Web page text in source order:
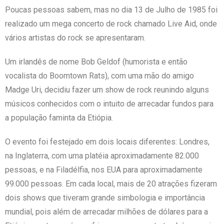
Poucas pessoas sabem, mas no dia 13 de Julho de 1985 foi
realizado um mega concerto de rock chamado Live Aid, onde
vários artistas do rock se apresentaram.
Um irlandês de nome Bob Geldof (humorista e então
vocalista do Boomtown Rats), com uma mão do amigo
Madge Uri, decidiu fazer um show de rock reunindo alguns
músicos conhecidos com o intuito de arrecadar fundos para
a população faminta da Etiópia.
O evento foi festejado em dois locais diferentes: Londres,
na Inglaterra, com uma platéia aproximadamente 82.000
pessoas, e na Filadélfia, nos EUA para aproximadamente
99.000 pessoas. Em cada local, mais de 20 atrações fizeram
dois shows que tiveram grande simbologia e importância
mundial, pois além de arrecadar milhões de dólares para a